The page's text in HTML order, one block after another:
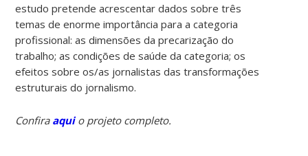
estudo pretende acrescentar dados sobre três
temas de enorme importância para a categoria
profissional: as dimensões da precarização do
trabalho; as condições de saúde da categoria; os
efeitos sobre os/as jornalistas das transformações
estruturais do jornalismo.
Confira aquio projeto completo.